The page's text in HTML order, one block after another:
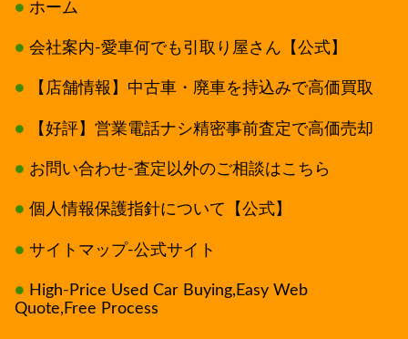
ホーム
会社案内-愛車何でも引取り屋さん【公式】
【店舗情報】中古車・廃車を持込みで高価買取
【好評】営業電話ナシ精密事前査定で高価売却
お問い合わせ-査定以外のご相談はこちら
個人情報保護指針について【公式】
サイトマップ-公式サイト
High-Price Used Car Buying,Easy Web
Quote,Free Process